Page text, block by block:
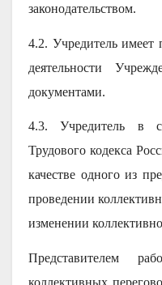
законодательством.
4.2. Учредитель
деятельности
документами.
4.3. Учредитель в
Трудового кодекса
качестве одного из
проведении
изменении
Представителем